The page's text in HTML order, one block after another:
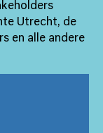
Utrecht, de
en alle andere